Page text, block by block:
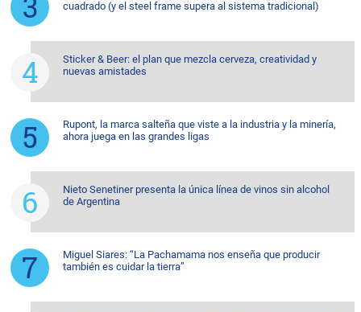
cuadrado (y el steel frame supera al sistema tradicional)
Sticker & Beer: el plan que mezcla cerveza, creatividad y
nuevas amistades
Rupont, la marca salteña que viste a la industria y la minería,
ahora juega en las grandes ligas
Nieto Senetiner presenta la única línea de vinos sin alcohol
de Argentina
Miguel Siares: “La Pachamama nos enseña que producir
también es cuidar la tierra”